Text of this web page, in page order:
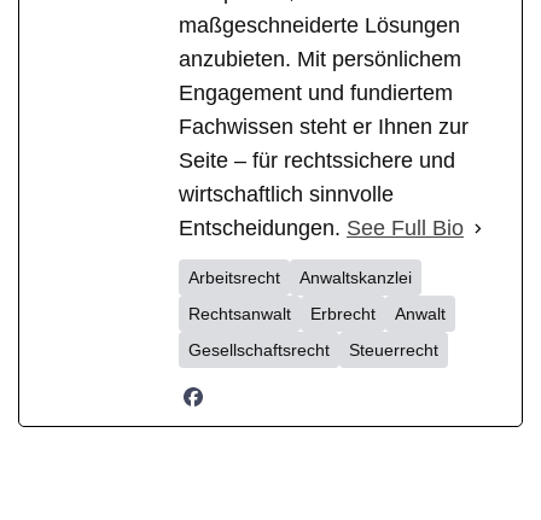
maßgeschneiderte Lösungen
anzubieten. Mit persönlichem
Engagement und fundiertem
Fachwissen steht er Ihnen zur
Seite – für rechtssichere und
wirtschaftlich sinnvolle
Entscheidungen. See Full Bio
Arbeitsrecht
Anwaltskanzlei
Rechtsanwalt
Erbrecht
Anwalt
Gesellschaftsrecht
Steuerrecht